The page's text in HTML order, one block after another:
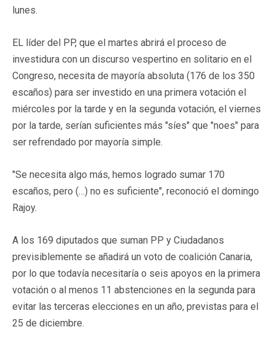
lunes.
EL líder del PP, que el martes abrirá el proceso de
investidura con un discurso vespertino en solitario en el
Congreso, necesita de mayoría absoluta (176 de los 350
escaños) para ser investido en una primera votación el
miércoles por la tarde y en la segunda votación, el viernes
por la tarde, serían suficientes más "síes" que "noes" para
ser refrendado por mayoría simple.
"Se necesita algo más, hemos logrado sumar 170
escaños, pero (…) no es suficiente", reconoció el domingo
Rajoy.
A los 169 diputados que suman PP y Ciudadanos
previsiblemente se añadirá un voto de coalición Canaria,
por lo que todavía necesitaría o seis apoyos en la primera
votación o al menos 11 abstenciones en la segunda para
evitar las terceras elecciones en un año, previstas para el
25 de diciembre.